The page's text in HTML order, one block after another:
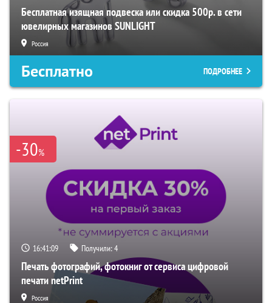
Бесплатная изящная подвеска или скидка 500р. в сети
ювелирных магазинов SUNLIGHT
Россия
Бесплатно ПОДРОБНЕЕ
-30%
16:41:08 Получили:4
Печать фотографий, фотокниг от сервиса цифровой
печати netPrint
Россия